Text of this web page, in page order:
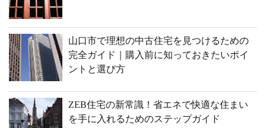
山口市で理想の中古住宅を見つけるための
完全ガイド｜購入前に知っておきたいポイ
ントと選び方
ZEB住宅の新常識！省エネで快適な住まい
を手に入れるためのステップガイド